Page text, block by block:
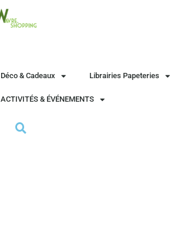
Déco & Cadeaux Librairies Papeteries
ACTIVITÉS & ÉVÉNEMENTS